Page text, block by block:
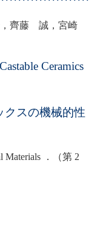
，齊藤 誠，宮崎
Ceramics
クスの機械的性
Materials ．（第 2